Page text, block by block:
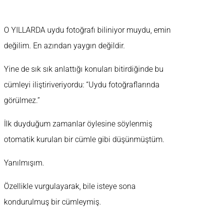
O YILLARDA uydu fotoğrafı biliniyor muydu, emin
değilim. En azından yaygın değildir.
Yine de sık sık anlattığı konuları bitirdiğinde bu
cümleyi iliştiriveriyordu: “Uydu fotoğraflarında
görülmez.”
İlk duyduğum zamanlar öylesine söylenmiş
otomatik kurulan bir cümle gibi düşünmüştüm.
Yanılmışım.
Özellikle vurgulayarak, bile isteye sona
kondurulmuş bir cümleymiş.